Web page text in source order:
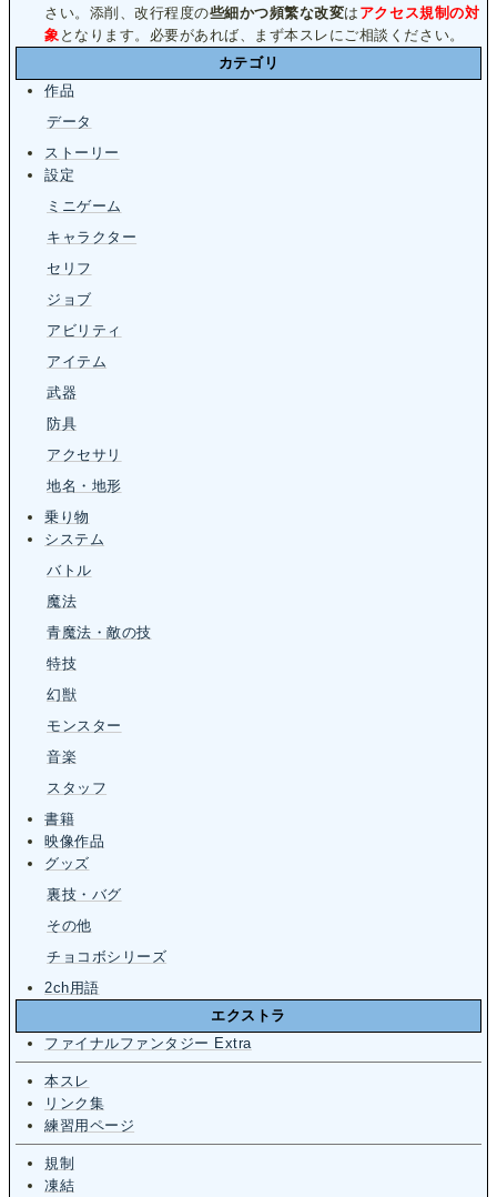
さい。添削、改行程度の些細かつ頻繁な改変は アクセス規制の対
象 となります。必要があれば、まず本スレにご相談ください。
カテゴリ
作品
データ
ストーリー
設定
ミニゲーム
キャラクター
セリフ
ジョブ
アビリティ
アイテム
武器
防具
アクセサリ
地名・地形
乗り物
システム
バトル
魔法
青魔法・敵の技
特技
幻獣
モンスター
音楽
スタッフ
書籍
映像作品
グッズ
裏技・バグ
その他
チョコボシリーズ
2ch用語
エクストラ
ファイナルファンタジー Extra
本スレ
リンク集
練習用ページ
規制
凍結